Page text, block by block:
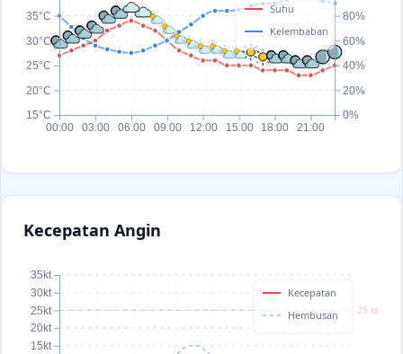
00:00 03:00 06:00 09:00 12:00 15:00 18:00 21:00
15°C
20°C
25°C
30°C
35°C
0%
20%
40%
60%
80%
Suhu
Kelembaban
Kecepatan Angin
25 kt
15kt
20kt
25kt
30kt
35kt
Kecepatan
Hembusan